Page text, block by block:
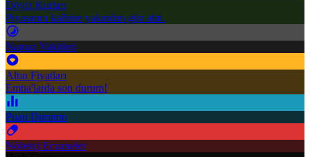
Döviz Kurları
Piyasanın kalbine yakından göz atın.
Namaz Vakitleri
Altın Fiyatları
Emtia'larda son durum!
Puan Durumu
Nöbetçi Eczaneler